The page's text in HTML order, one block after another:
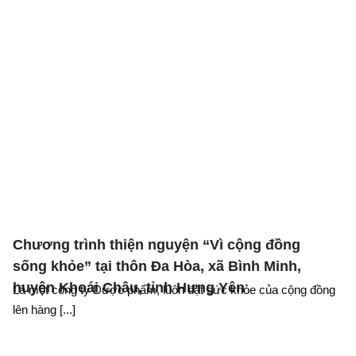
Chương trình thiện nguyện “Vì cộng đồng
sống khỏe” tại thôn Đa Hòa, xã Bình Minh,
huyện Khoái Châu, tỉnh Hưng Yên
Là một công ty Dược phẩm, luôn đặt sức khỏe của cộng đồng
lên hàng [...]